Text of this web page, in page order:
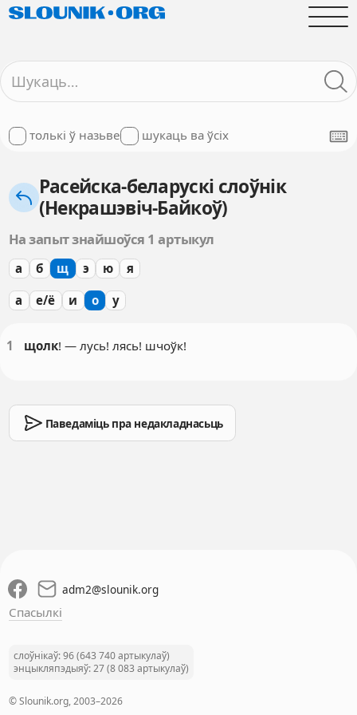
толькі ў назьве шукаць ва ўсіх
Расейска-беларускі слоўнік
(Некрашэвіч-Байкоў)
На запыт знайшоўся 1 артыкул
а б щ э ю я
а е/ё и о у
1 щолк! — лусь! лясь! шчоўк!
Паведаміць пра недакладнасьць
adm2@slounik.org
Спасылкі
слоўнікаў: 96 (643 740 артыкулаў)
энцыкляпэдыяў: 27 (8 083 артыкулаў)
© Slounik.org, 2003–2026